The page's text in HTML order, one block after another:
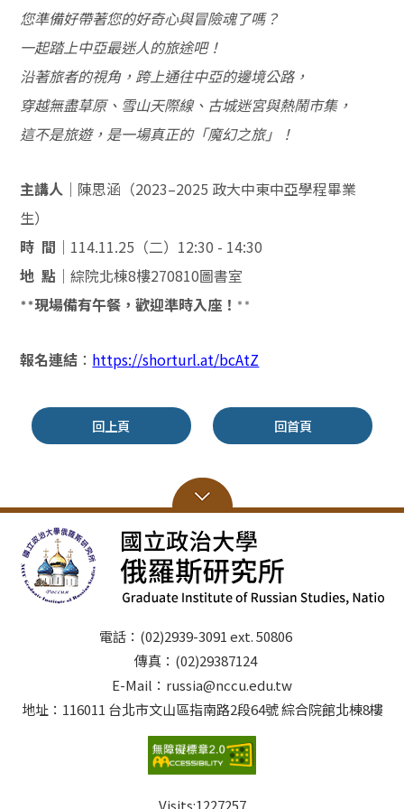
您準備好帶著您的好奇心與冒險魂了嗎？
一起踏上中亞最迷人的旅途吧！
沿著旅者的視角，跨上通往中亞的邊境公路，
穿越無盡草原、雪山天際線、古城迷宮與熱鬧市集，
這不是旅遊，是一場真正的「魔幻之旅」！
主講人 ｜陳思涵（2023–2025 政大中東中亞學程畢業
生）
時 間 ｜114.11.25（二）12:30 - 14:30
地 點 ｜綜院北棟8樓270810圖書室
**現場備有午餐，歡迎準時入座！ **
報名連結 ： https://shorturl.at/bcAtZ
回上頁 回首頁
電話：(02)2939-3091 ext. 50806
傳真：(02)29387124
E-Mail：russia@nccu.edu.tw
地址：116011 台北市文山區指南路2段64號 綜合院館北棟8樓
Visits:1227257